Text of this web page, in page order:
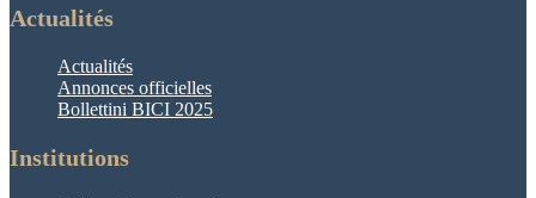
Actualités
Actualités
Annonces officielles
Bollettini BICI 2025
Institutions